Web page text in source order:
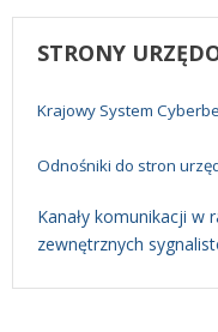
STRONY
Krajowy System
Odnośniki do stron
Kanały komunikacji w
zewnętrznych